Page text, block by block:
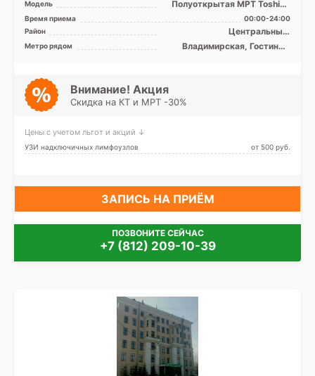
Модель
Полуоткрытая МРТ Toshiba
Vantage Titan 1.5 Тесла, КТ
Toshiba Aquilion ...
Время приема
00:00-24:00
Район
Центральный,
Адмиралтейский
Метро рядом
Владимирская, Гостиный
Внимание! Акция
Скидка на КТ и МРТ -30%
Цены с учетом льгот и акций ↓
УЗИ надключичных лимфоузлов от 500 pуб.
ЗАПИСЬ НА ПРИЁМ
ПОЗВОНИТЕ СЕЙЧАС
+7 (812) 209-10-39